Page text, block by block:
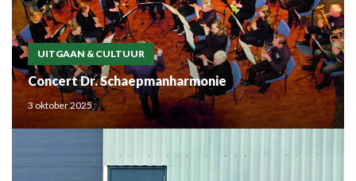
UITGAAN & CULTUUR
Concert Dr. Schaepmanharmonie
3 oktober 2025